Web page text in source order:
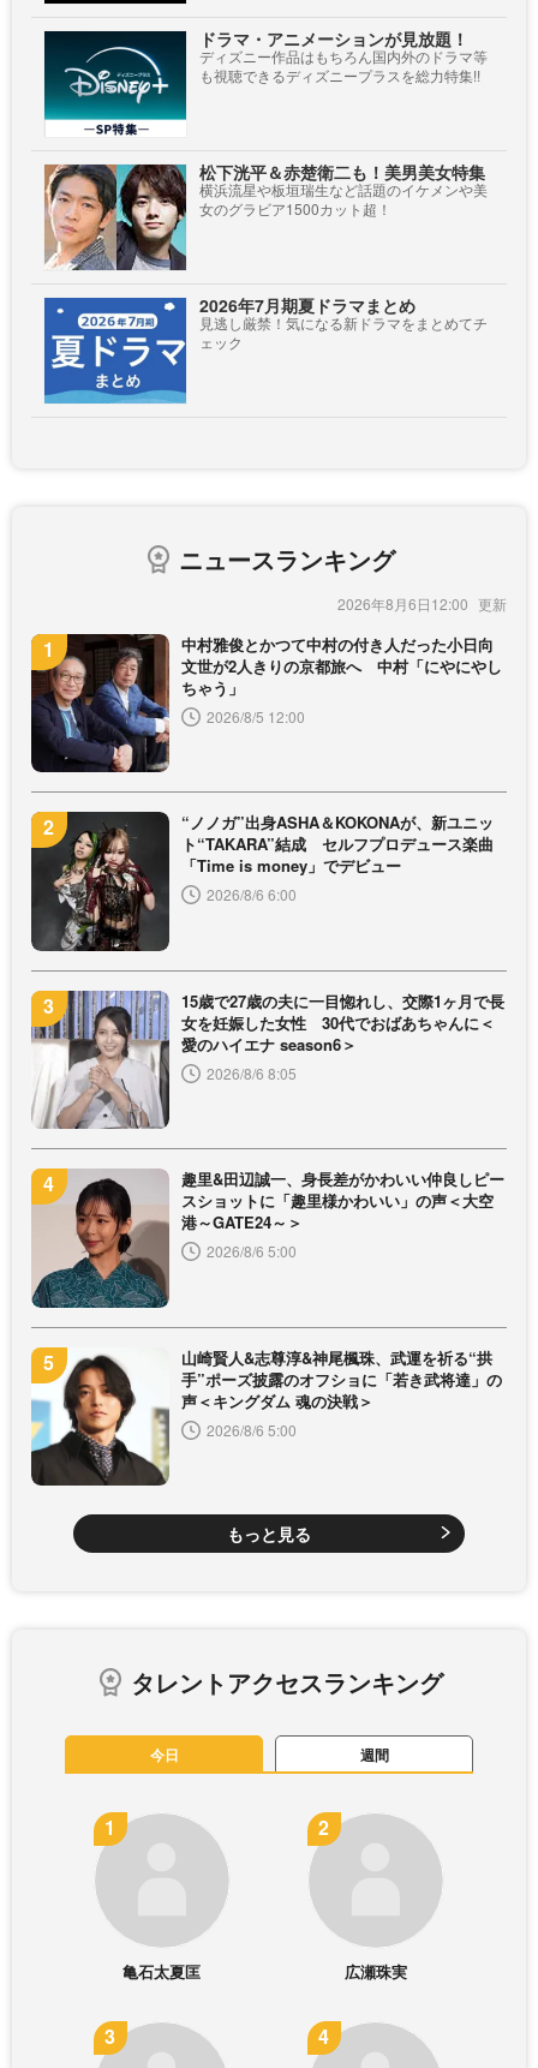
ドラマ・アニメーションが見放題！
ディズニー作品はもちろん国内外のドラマ等
も視聴できるディズニープラスを総力特集!!
松下洸平＆赤楚衛二も！美男美女特集
横浜流星や板垣瑞生など話題のイケメンや美
女のグラビア1500カット超！
2026年7月期夏ドラマまとめ
見逃し厳禁！気になる新ドラマをまとめてチ
ェック
ニュースランキング
2026年8月6日12:00
中村雅俊とかつて中村の付き人だった小日向
文世が2人きりの京都旅へ 中村「にやにやし
ちゃう」
2026/8/5 12:00
“ノノガ”出身ASHA＆KOKONAが、新ユニッ
ト“TAKARA”結成 セルフプロデュース楽曲
「Time is money」でデビュー
2026/8/6 6:00
15歳で27歳の夫に一目惚れし、交際1ヶ月で長
女を妊娠した女性 30代でおばあちゃんに＜
愛のハイエナ season6＞
2026/8/6 8:05
趣里&田辺誠一、身長差がかわいい仲良しピー
スショットに「趣里様かわいい」の声＜大空
港～GATE24～＞
2026/8/6 5:00
山崎賢人&志尊淳&神尾楓珠、武運を祈る“拱
手”ポーズ披露のオフショに「若き武将達」の
声＜キングダム 魂の決戦＞
2026/8/6 5:00
もっと見る
タレントアクセスランキング
今日 週間
亀石太夏匡 広瀬珠実